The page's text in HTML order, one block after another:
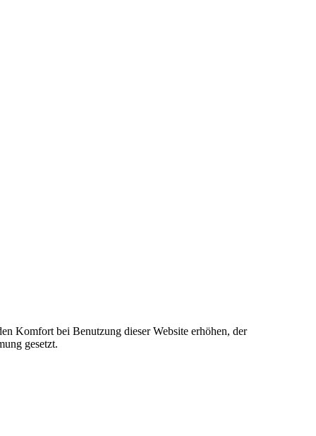
Komfort bei Benutzung dieser Website erhöhen, der
gesetzt.